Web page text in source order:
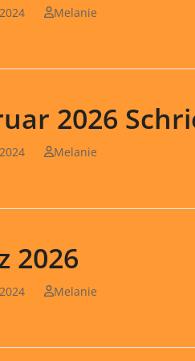
Melanie
2026
Melanie
2026
Melanie